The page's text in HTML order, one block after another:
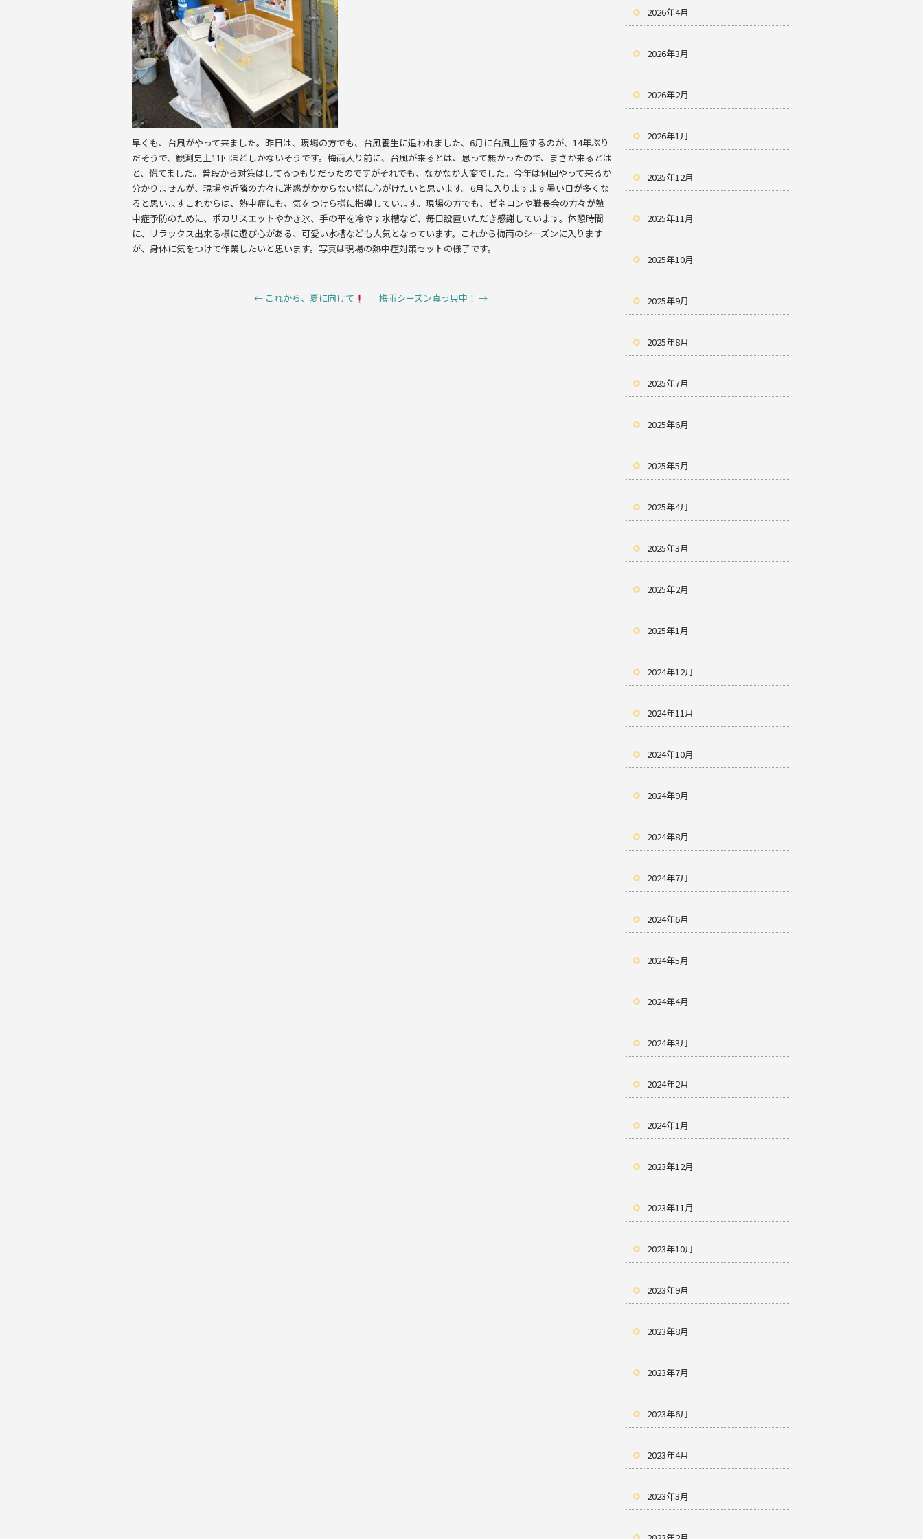
早くも、台風がやって来ました。昨日は、現場の方でも、台風養生に追われました、6月に台風上陸するのが、14年ぶり
だそうで、観測史上11回ほどしかないそうです。梅雨入り前に、台風が来るとは、思って無かったので、まさか来るとは
と、慌てました。普段から対策はしてるつもりだったのですがそれでも、なかなか大変でした。今年は何回やって来るか
分かりませんが、現場や近隣の方々に迷惑がかからない様に心がけたいと思います。6月に入りますます暑い日が多くな
ると思いますこれからは、熱中症にも、気をつけら様に指導しています。現場の方でも、ゼネコンや職長会の方々が熱
中症予防のために、ポカリスエットやかき氷、手の平を冷やす水槽など、毎日設置いただき感謝しています。休憩時間
に、リラックス出来る様に遊び心がある、可愛い水槽なども人気となっています。これから梅雨のシーズンに入ります
が、身体に気をつけて作業したいと思います。写真は現場の熱中症対策セットの様子です。
← これから、夏に向けて 梅雨シーズン真っ只中！ →
2026年4月
2026年3月
2026年2月
2026年1月
2025年12月
2025年11月
2025年10月
2025年9月
2025年8月
2025年7月
2025年6月
2025年5月
2025年4月
2025年3月
2025年2月
2025年1月
2024年12月
2024年11月
2024年10月
2024年9月
2024年8月
2024年7月
2024年6月
2024年5月
2024年4月
2024年3月
2024年2月
2024年1月
2023年12月
2023年11月
2023年10月
2023年9月
2023年8月
2023年7月
2023年6月
2023年4月
2023年3月